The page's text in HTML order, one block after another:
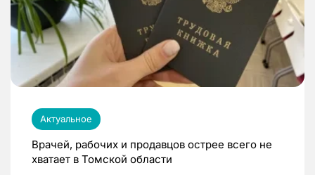
Актуальное
Врачей, рабочих и продавцов острее всего не
хватает в Томской области